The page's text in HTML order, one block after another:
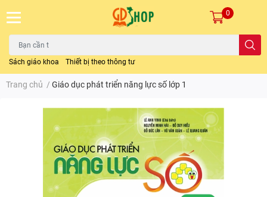
Sách giáo khoa Thiết bị theo thông tư
0
Trang chủ / Giáo dục phát triển năng lực số lớp 1